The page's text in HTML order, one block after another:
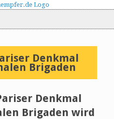
Denkmal
Brigaden
Denkmal
Brigaden wird